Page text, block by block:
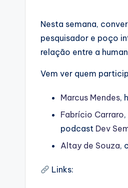
Nesta semana,
pesquisador e poço
relação entre a
Vem ver quem
⁠⁠Marcus Mendes⁠⁠,
⁠⁠Fabrício Carraro⁠⁠
podcast ⁠⁠Dev
Altay de Souza,
Links: